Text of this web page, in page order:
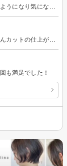
も満足でした！